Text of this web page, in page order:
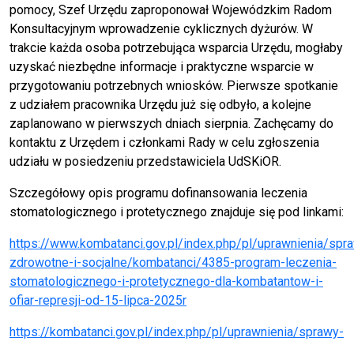
pomocy, Szef Urzędu zaproponował Wojewódzkim Radom
Konsultacyjnym wprowadzenie cyklicznych dyżurów. W
trakcie każda osoba potrzebująca wsparcia Urzędu, mogłaby
uzyskać niezbędne informacje i praktyczne wsparcie w
przygotowaniu potrzebnych wniosków. Pierwsze spotkanie
z udziałem pracownika Urzędu już się odbyło, a kolejne
zaplanowano w pierwszych dniach sierpnia. Zachęcamy do
kontaktu z Urzędem i członkami Rady w celu zgłoszenia
udziału w posiedzeniu przedstawiciela UdSKiOR.
Szczegółowy opis programu dofinansowania leczenia
stomatologicznego i protetycznego znajduje się pod linkami:
https://www.kombatanci.gov.pl/index.php/pl/uprawnienia/
zdrowotne-i-socjalne/kombatanci/4385-program-leczenia-
stomatologicznego-i-protetycznego-dla-kombatantow-i-
ofiar-represji-od-15-lipca-2025r
https://kombatanci.gov.pl/index.php/pl/uprawnienia/sprawy-